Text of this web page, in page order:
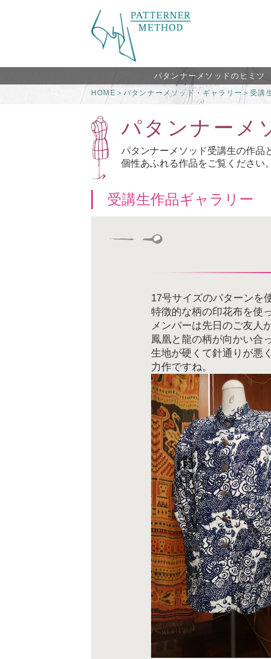
パタンナーメソッドのヒミツ
HOME ＞パタンナーメソッド・ギャラリー ＞受講
パタンナーメ
パタンナーメソッド受講生の作品
個性あふれる作品をご覧ください。
受講生作品ギャラリー
17号サイズのパターンを
特徴的な柄の印花布を使
メンバーは先日のご友人
鳳凰と龍の柄が向かい合
生地が硬くて針通りが悪
力作ですね。